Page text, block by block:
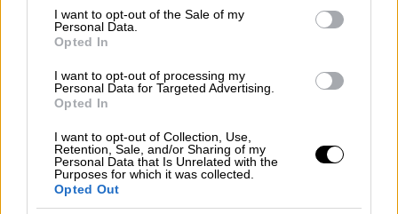
consent section.
I want to opt-out of the Sale of my
Personal Data.
Opted In
I want to opt-out of processing my
Personal Data for Targeted Advertising.
Opted In
I want to opt-out of Collection, Use,
Retention, Sale, and/or Sharing of my
Personal Data that Is Unrelated with the
Purposes for which it was collected.
Opted Out
του ΣΥΡΙΖΑ η κατηγορηματική άρνηση του
Αλέξη Τσίπρα για συνεργασία της Ελληνικής
Αριστερής Συμπαράταξης με την
Κουμουνδούρου